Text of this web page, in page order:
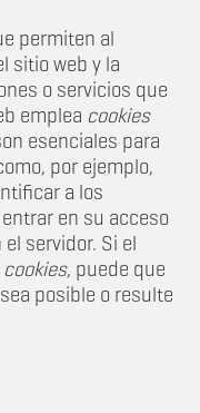
permiten al
sitio web y la
o servicios que
emplea cookies
esenciales para
por ejemplo,
a los
en su acceso
servidor. Si el
cookies, puede que
posible o resulte